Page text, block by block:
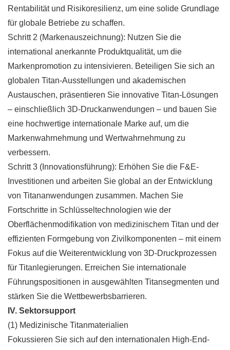
Rentabilität und Risikoresilienz, um eine solide Grundlage
für globale Betriebe zu schaffen.
Schritt 2 (Markenauszeichnung): Nutzen Sie die
international anerkannte Produktqualität, um die
Markenpromotion zu intensivieren. Beteiligen Sie sich an
globalen Titan-Ausstellungen und akademischen
Austauschen, präsentieren Sie innovative Titan-Lösungen
– einschließlich 3D-Druckanwendungen – und bauen Sie
eine hochwertige internationale Marke auf, um die
Markenwahrnehmung und Wertwahrnehmung zu
verbessern.
Schritt 3 (Innovationsführung): Erhöhen Sie die F&E-
Investitionen und arbeiten Sie global an der Entwicklung
von Titananwendungen zusammen. Machen Sie
Fortschritte in Schlüsseltechnologien wie der
Oberflächenmodifikation von medizinischem Titan und der
effizienten Formgebung von Zivilkomponenten – mit einem
Fokus auf die Weiterentwicklung von 3D-Druckprozessen
für Titanlegierungen. Erreichen Sie internationale
Führungspositionen in ausgewählten Titansegmenten und
stärken Sie die Wettbewerbsbarrieren.
IV. Sektorsupport
(1) Medizinische Titanmaterialien
Fokussieren Sie sich auf den internationalen High-End-